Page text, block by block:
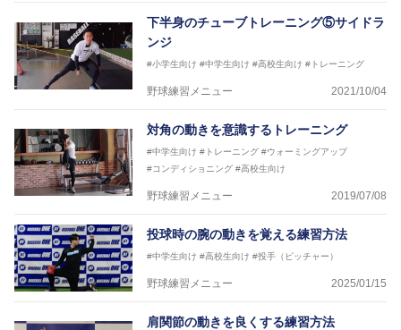
下半身のチューブトレーニング⑤サイドラ
ンジ
#小学生向け #中学生向け #高校生向け #トレーニング
野球練習メニュー 2021/10/04
対角の動きを意識するトレーニング
#中学生向け #トレーニング #ウォーミングアップ
#コンディショニング #高校生向け
野球練習メニュー 2019/07/08
投球時の腕の動きを覚える練習方法
#中学生向け #高校生向け #投手（ピッチャー）
野球練習メニュー 2025/01/15
肩関節の動きを良くする練習方法